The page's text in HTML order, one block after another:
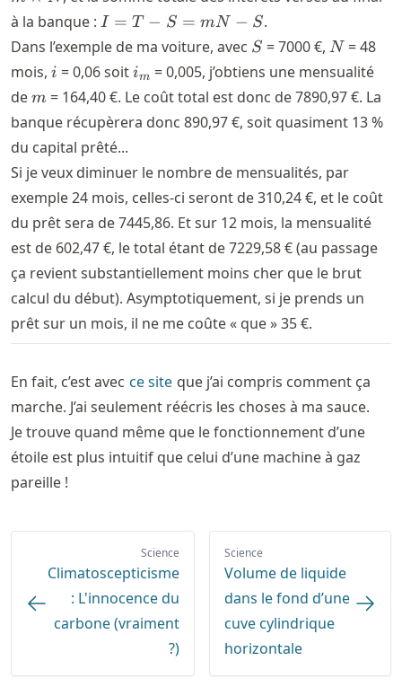
= \frac{S
\cdot i_m}{1-
(1+i_m)^{-
N}}
à la banque : I =
T-
=
mN
- S
I = T − S = mN − S.
Dans l’exemple de ma voiture, avec S
S = 7000 €,N
N = 48
mois, i
i = 0,06 soiti_m
im = 0,005, j’obtiens une mensualité
dem
m = 164,40 €. Le coût total est donc de 7890,97 €. La
banque récupèrera donc 890,97 €, soit quasiment 13 %
du capital prêté...
Si je veux diminuer le nombre de mensualités, par
exemple 24 mois, celles-ci seront de 310,24 €, et le coût
du prêt sera de 7445,86. Et sur 12 mois, la mensualité
est de 602,47 €, le total étant de 7229,58 € (au passage
ça revient substantiellement moins cher que le brut
calcul du début). Asymptotiquement, si je prends un
prêt sur un mois, il ne me coûte « que » 35 €.
En fait, c’est avec ce site que j’ai compris comment ça
marche. J’ai seulement réécris les choses à ma sauce.
Je trouve quand même que le fonctionnement d’une
étoile est plus intuitif que celui d’une machine à gaz
pareille !
Science
Climatoscepticisme
: L'innocence du
carbone (vraiment
?)
Science
Volume de liquide
dans le fond d’une
cuve cylindrique
horizontale